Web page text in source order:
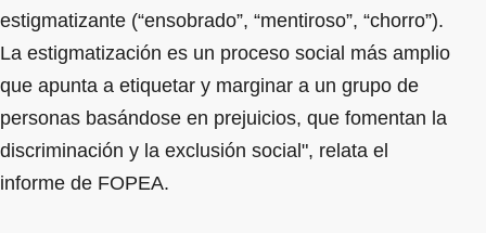
estigmatizante (“ensobrado”, “mentiroso”, “chorro”).
La estigmatización es un proceso social más amplio
que apunta a etiquetar y marginar a un grupo de
personas basándose en prejuicios, que fomentan la
discriminación y la exclusión social", relata el
informe de FOPEA.